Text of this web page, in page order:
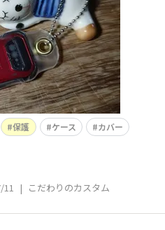
保護 ケース
カバー
11 | こだわりのカスタム